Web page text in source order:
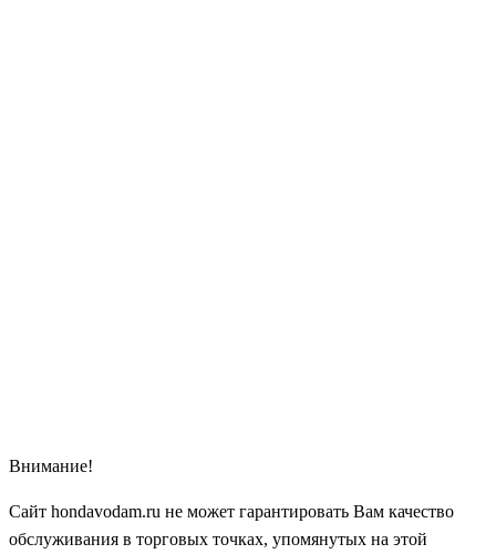
Внимание!
Сайт hondavodam.ru не может гарантировать Вам качество
обслуживания в торговых точках, упомянутых на этой